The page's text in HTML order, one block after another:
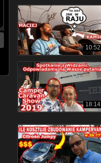
10:52
18:14